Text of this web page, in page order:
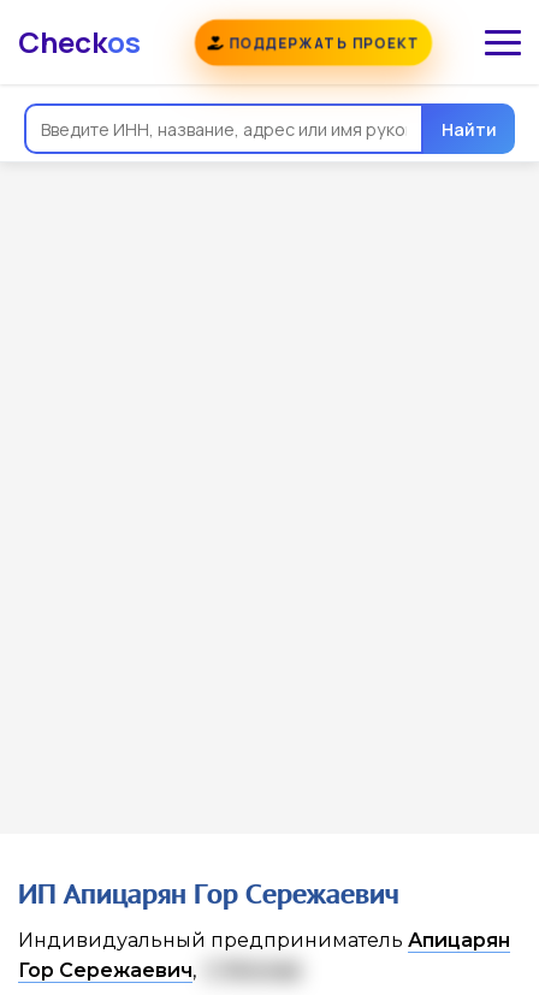
Checkos ПОДДЕРЖАТЬ ПРОЕКТ
Найти
ИП Апицарян Гор Сережаевич
Индивидуальный предприниматель Апицарян
Гор Сережаевич,